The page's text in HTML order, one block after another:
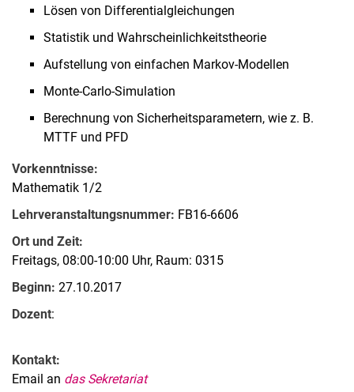
Lösen von Differentialgleichungen
Statistik und Wahrscheinlichkeitstheorie
Aufstellung von einfachen Markov-Modellen
Monte-Carlo-Simulation
Berechnung von Sicherheitsparametern, wie z. B.
MTTF und PFD
Vorkenntnisse:
Mathematik 1/2
Lehrveranstaltungsnummer: FB16-6606
Ort und Zeit:
Freitags, 08:00-10:00 Uhr, Raum: 0315
Beginn: 27.10.2017
Dozent:
Kontakt:
Email an das Sekretariat